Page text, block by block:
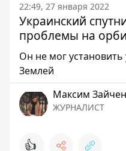
22:49, 27 января 2022
Украинский
проблемы на
Он не мог установить
Землей
Максим
ЖУРНАЛИСТ
👍